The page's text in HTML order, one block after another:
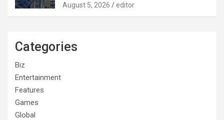
August 5, 2026 editor
Categories
Biz
Entertainment
Features
Games
Global